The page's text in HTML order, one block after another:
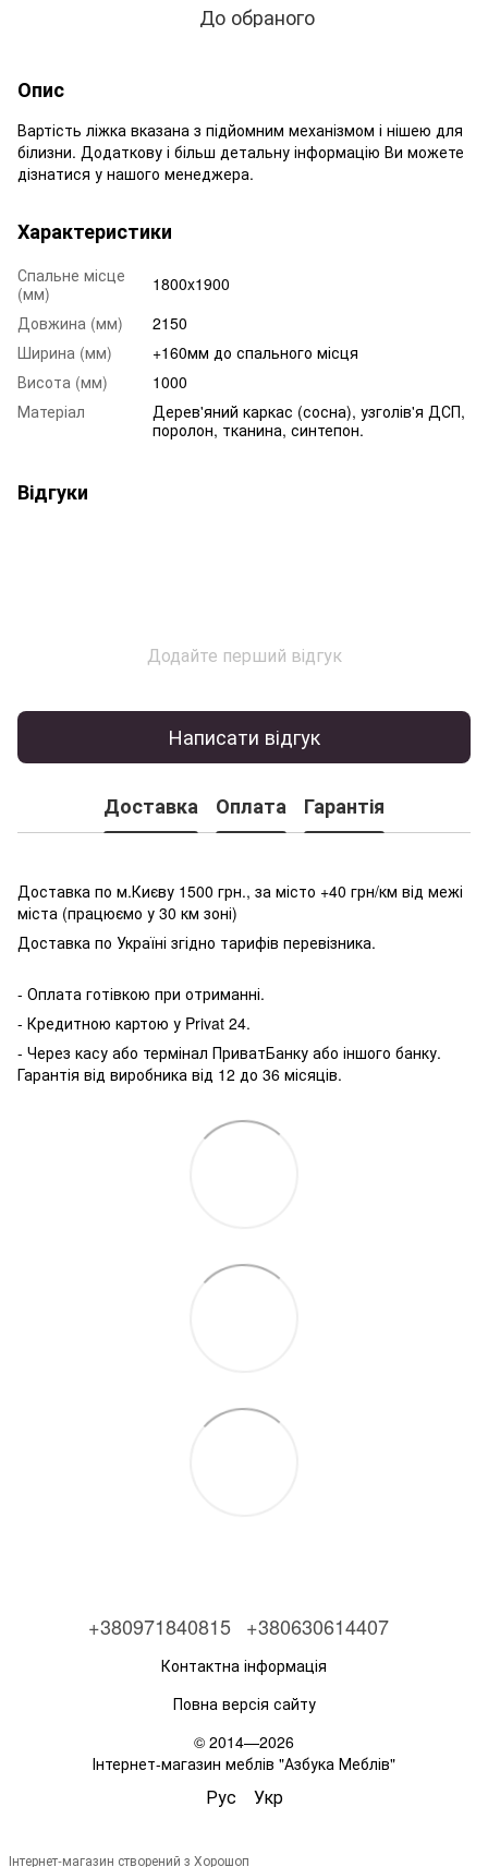
До обраного
Опис
Вартість ліжка вказана з підйомним механізмом і нішею для
білизни. Додаткову і більш детальну інформацію Ви можете
дізнатися у нашого менеджера.
Характеристики
Спальне місце
(мм)
1800x1900
Довжина (мм)
2150
Ширина (мм)
+160мм до спального місця
Висота (мм)
1000
Матеріал
Дерев'яний каркас (сосна), узголів'я ДСП,
поролон, тканина, синтепон.
Відгуки
Додайте перший відгук
Написати відгук
Доставка Оплата Гарантія
Доставка по м.Києву 1500 грн., за місто +40 грн/км від межі
міста (працюємо у 30 км зоні)
Доставка по Україні згідно тарифів перевізника.
- Оплата готівкою при отриманні.
- Кредитною картою у Privat 24.
- Через касу або термінал ПриватБанку або іншого банку.
Гарантія від виробника від 12 до 36 місяців.
+380971840815 +380630614407
Контактна інформація
Повна версія сайту
© 2014—2026
Інтернет-магазин меблів "Азбука Меблів"
Рус Укр
Інтернет-магазин створений з Хорошоп